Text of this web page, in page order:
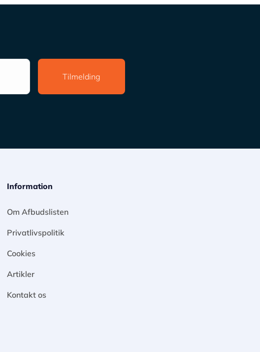
Tilmelding
Information
Om Afbudslisten
Privatlivspolitik
Cookies
Artikler
Kontakt os